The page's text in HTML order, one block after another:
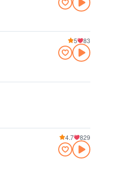
5 83
4.7 829